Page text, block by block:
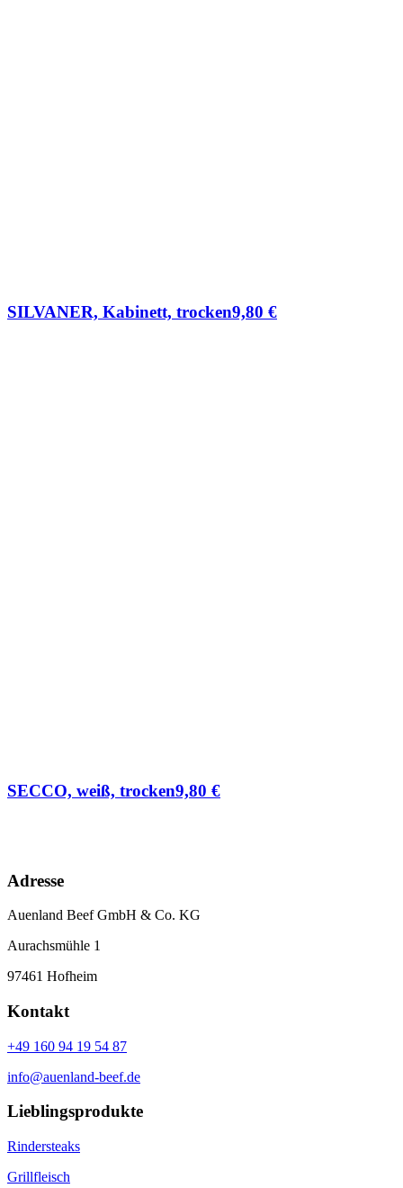
SILVANER, Kabinett, trocken9,80 €
SECCO, weiß, trocken9,80 €
Adresse
Auenland Beef GmbH & Co. KG
Aurachsmühle 1
97461 Hofheim
Kontakt
+49 160 94 19 54 87
info@auenland-beef.de
Lieblingsprodukte
Rindersteaks
Grillfleisch